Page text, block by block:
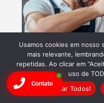
​Experiência
Com anos de
Usamos cookies em nosso
mais relevante,
repetidas. Ao clicar em
uso de
Aceitar Todos!
Contato